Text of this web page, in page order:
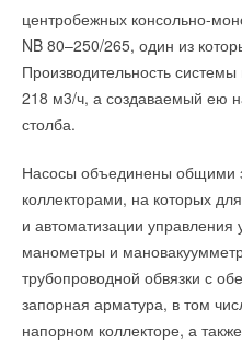
центробежных консольно-
NB 80–250/265, один из
Производительность
218 м3/ч, а создаваемый ею
столба.
Насосы объединены общими
коллекторами, на которых
и автоматизации
манометры и
трубопроводной обвязки с
запорная арматура, в том
напорном коллекторе, а
Добавить комментарий
Ваше имя *
Ваш E-mail *
Текст комментария